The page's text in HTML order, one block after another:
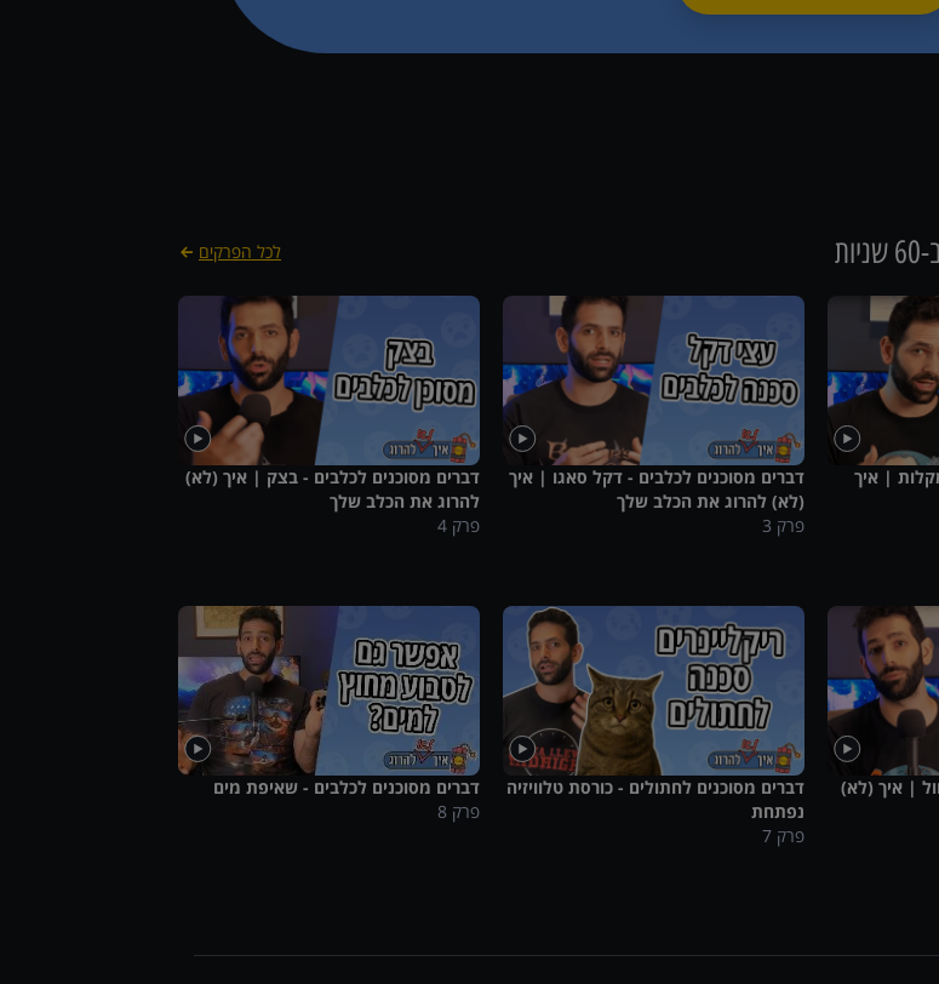
לכל הפרקים
| איך
דברים מסוכנים לכלבים - דקל סאגו | איך
(לא) להרוג את הכלב שלך
פרק 3
דברים מסוכנים לכלבים - בצק | איך (לא)
להרוג את הכלב שלך
פרק 4
| איך (לא)
דברים מסוכנים לחתולים - כורסת טלוויזיה
נפתחת
פרק 7
דברים מסוכנים לכלבים - שאיפת מים
פרק 8